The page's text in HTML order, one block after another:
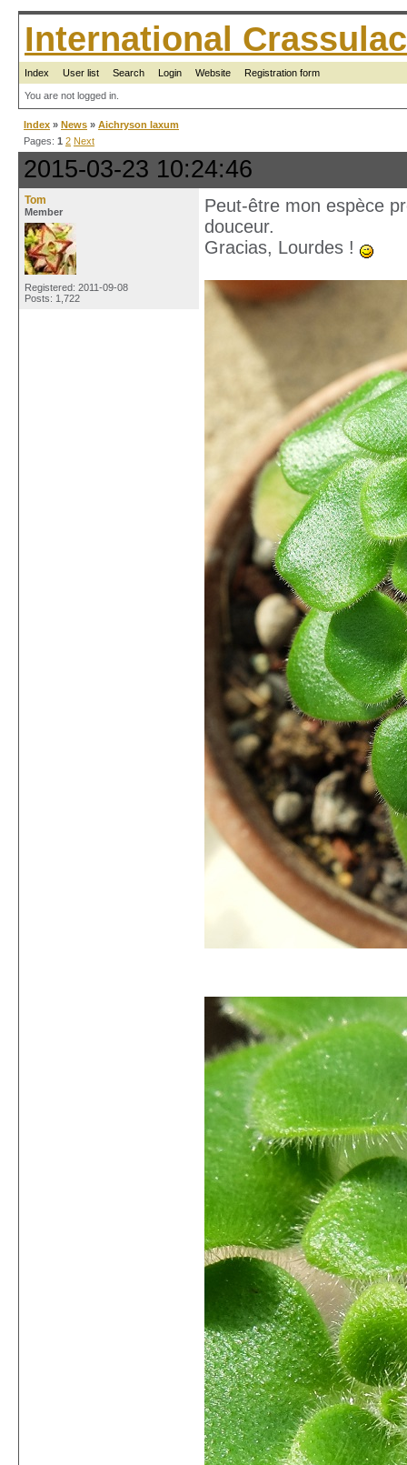
International
Index User list Search Login Website Registration form
You are not logged in.
Index » News » Aichryson laxum
Pages: 1 2 Next
2015-03-23 10:24:46
Tom
Member
Registered: 2011-09-08
Posts: 1,722
Peut-être mon espèce
douceur.
Gracias, Lourdes !